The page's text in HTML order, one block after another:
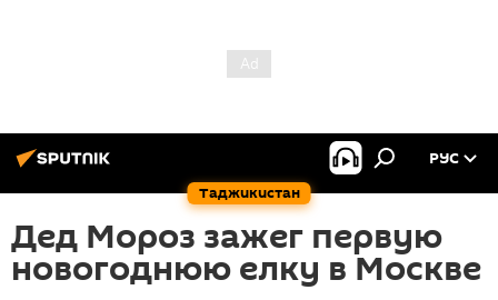
Таджикистан
РУС
Дед Мороз зажег первую
новогоднюю елку в Москве